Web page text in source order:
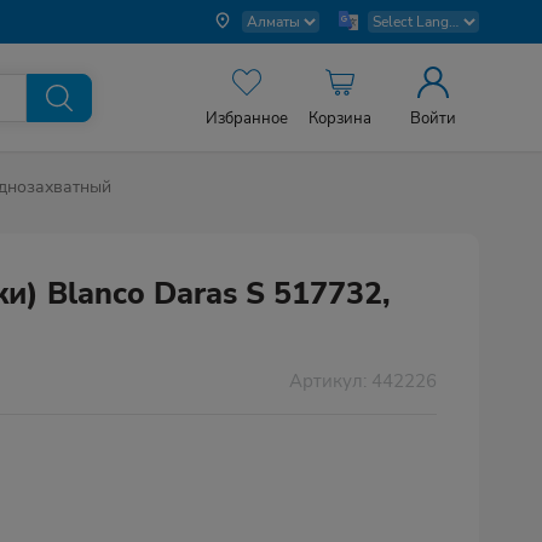
Избранное Корзина Войти
Blanco Daras S 517732,
Артикул: 442226